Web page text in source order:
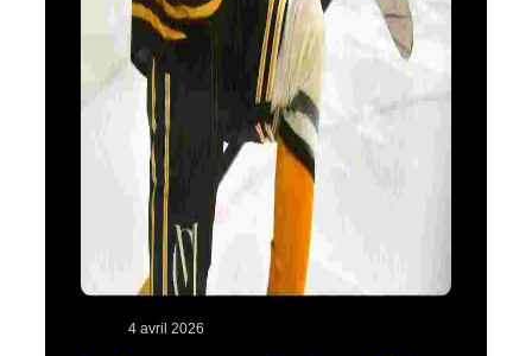
4 avril 2026